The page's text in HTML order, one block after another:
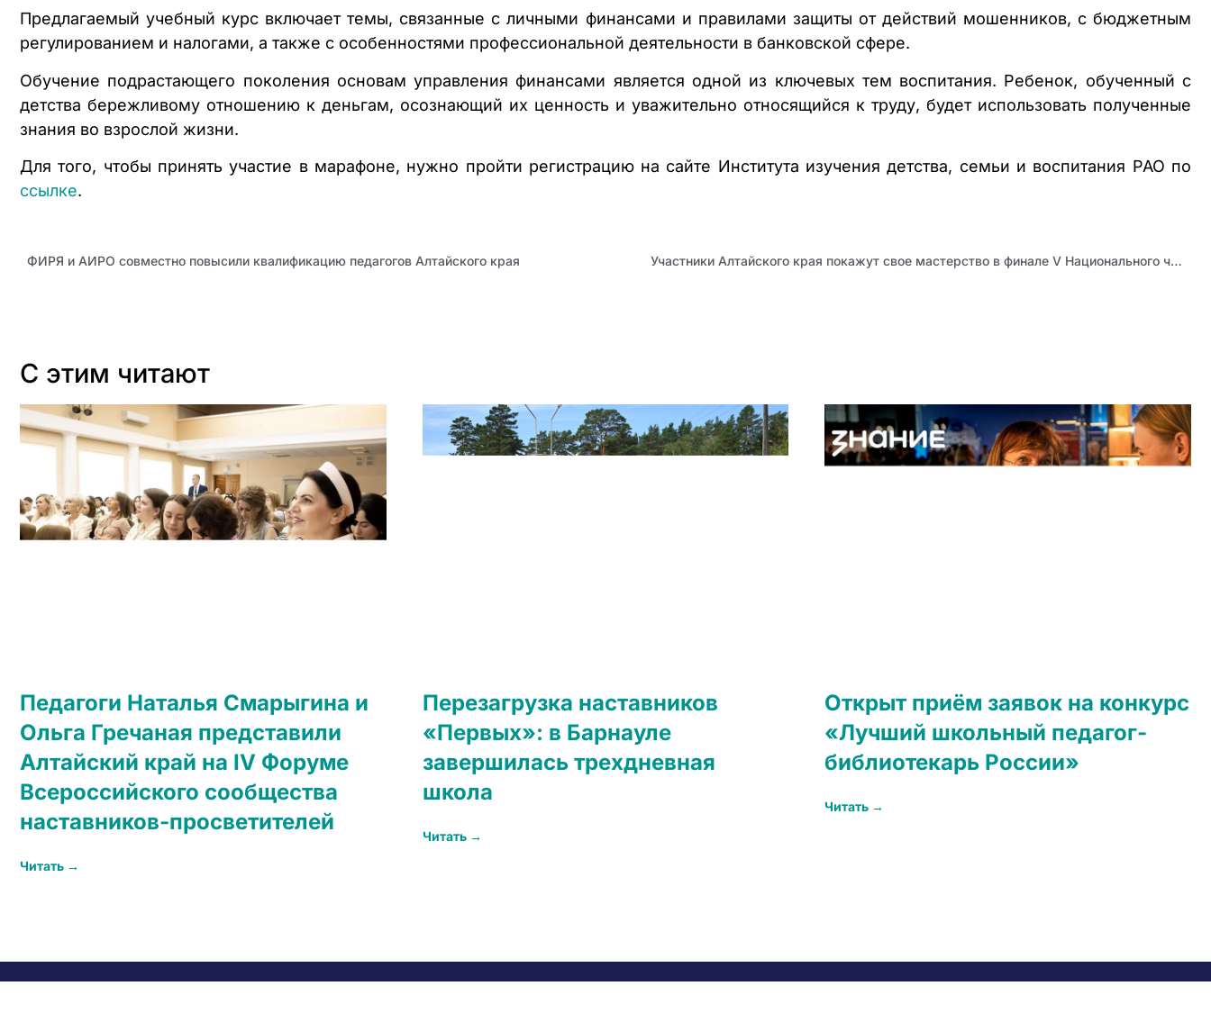
Предлагаемый учебный курс включает темы, связанные с личными финансами и правилами защиты от действий мошенников, с бюджетным
регулированием и налогами, а также с особенностями профессиональной деятельности в банковской сфере.
Обучение подрастающего поколения основам управления финансами является одной из ключевых тем воспитания. Ребенок, обученный с
детства бережливому отношению к деньгам, осознающий их ценность и уважительно относящийся к труду, будет использовать полученные
знания во взрослой жизни.
Для того, чтобы принять участие в марафоне, нужно пройти регистрацию на сайте Института изучения детства, семьи и воспитания РАО по
ссылке.
ФИРЯ и АИРО совместно повысили квалификацию педагогов Алтайского края Участники Алтайского края покажут свое мастерство в финале V Национального чемпионата «Навыки мудрых»
С этим читают
Педагоги Наталья Смарыгина и
Ольга Гречаная представили
Алтайский край на IV Форуме
Всероссийского сообщества
наставников-просветителей
Читать →
Перезагрузка наставников
«Первых»: в Барнауле
завершилась трехдневная
школа
Читать →
Открыт приём заявок на конкурс
«Лучший школьный педагог-
библиотекарь России»
Читать →